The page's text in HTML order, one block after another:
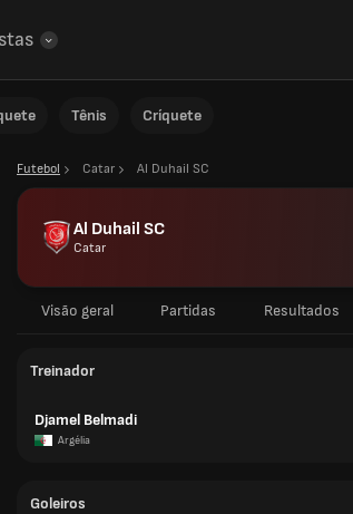
Tênis Críquete
Futebol Catar Al Duhail SC
Al Duhail SC
Catar
Visão geral Partidas Resultados
Treinador
Djamel Belmadi
Argélia
Goleiros